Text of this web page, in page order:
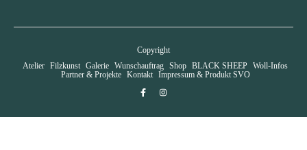
Copyright
Atelier Filzkunst Galerie Wunschauftrag Shop BLACK SHEEP Woll-Infos
Partner & Projekte
Kontakt Impressum & Produkt SVO